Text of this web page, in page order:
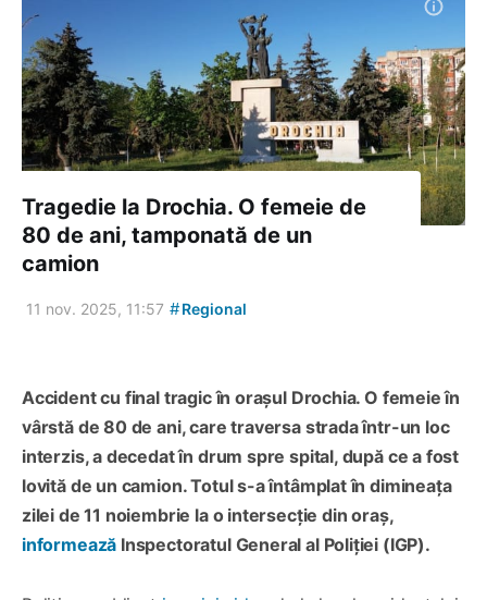
Tragedie la Drochia. O femeie de
80 de ani, tamponată de un
camion
11 nov. 2025, 11:57 #Regional
Accident cu final tragic în orașul Drochia. O femeie în
vârstă de 80 de ani, care traversa strada într-un loc
interzis, a decedat în drum spre spital, după ce a fost
lovită de un camion. Totul s-a întâmplat în dimineața
zilei de 11 noiembrie la o intersecție din oraș,
informează Inspectoratul General al Poliției (IGP).